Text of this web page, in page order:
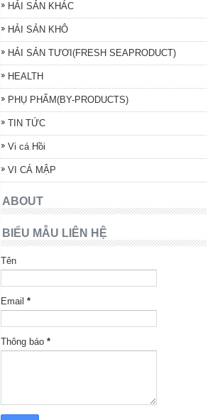
HẢI SẢN KHÁC
HẢI SẢN KHÔ
HẢI SẢN TƯƠI(FRESH SEAPRODUCT)
HEALTH
PHỤ PHẨM(BY-PRODUCTS)
TIN TỨC
Vi cá Hồi
VI CÁ MẬP
ABOUT
BIỂU MẪU LIÊN HỆ
Tên
Email *
Thông báo *